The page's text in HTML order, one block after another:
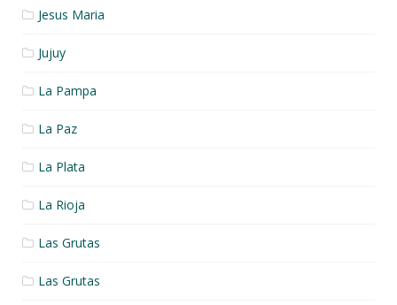
Jesus Maria
Jujuy
La Pampa
La Paz
La Plata
La Rioja
Las Grutas
Las Grutas